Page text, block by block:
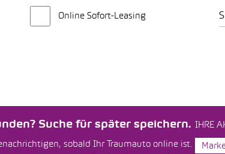
Online Sofort-Leasing
Suche für später speichern.
sobald Ihr Traumauto online ist.
IHRE